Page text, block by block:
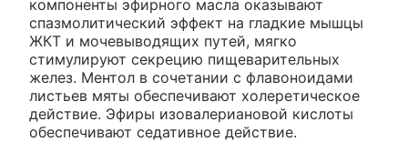
компоненты эфирного масла оказывают
спазмолитический эффект на гладкие мышцы
ЖКТ и мочевыводящих путей, мягко
стимулируют секрецию пищеварительных
желез. Ментол в сочетании с флавоноидами
листьев мяты обеспечивают холеретическое
действие. Эфиры изовалериановой кислоты
обеспечивают седативное действие.